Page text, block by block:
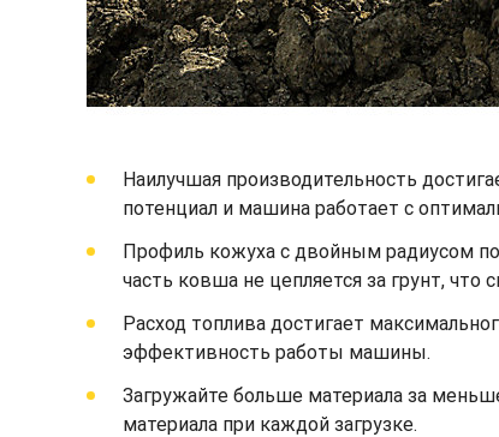
Наилучшая производительность
потенциал и машина работает с
Профиль кожуха с двойным радиусом
часть ковша не цепляется за грунт, что
Расход топлива достигает
эффективность работы машины.
Загружайте больше материала за
материала при каждой загрузке.